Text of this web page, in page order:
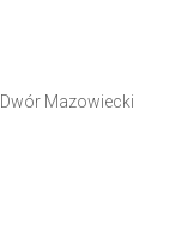
Mazowiecki